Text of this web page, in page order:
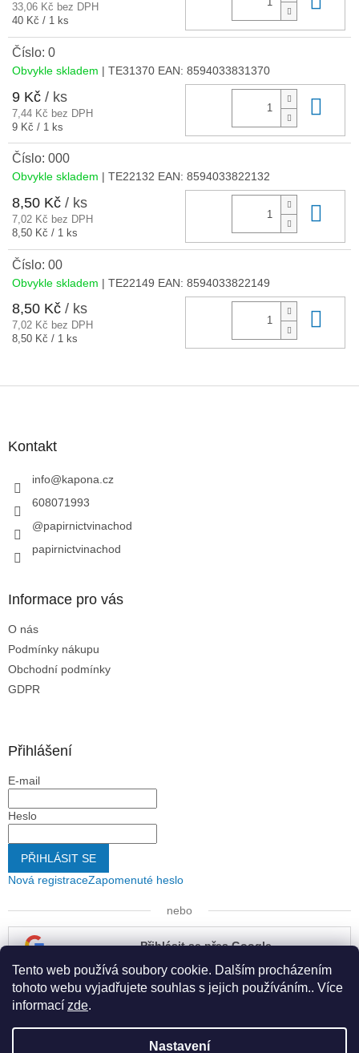
Tento web používá soubory cookie. Dalším procházením
tohoto webu vyjadřujete souhlas s jejich používáním.. Více
informací zde.
Nastavení
33,06 Kč bez DPH
Měrná
40 Kč / 1 ks
Číslo: 0
Obvykle skladem | TE31370 EAN: 8594033831370
9 Kč / ks
7,44 Kč bez DPH
Měrná
9 Kč / 1 ks
Číslo: 000
Obvykle skladem | TE22132 EAN: 8594033822132
8,50 Kč / ks
7,02 Kč bez DPH
Měrná
8,50 Kč / 1 ks
Číslo: 00
Obvykle skladem | TE22149 EAN: 8594033822149
8,50 Kč / ks
7,02 Kč bez DPH
Měrná
8,50 Kč / 1 ks
Kontakt
info@kapona.cz
608071993
@papirnictvinachod
papirnictvinachod
Informace pro vás
O nás
Podmínky nákupu
Obchodní podmínky
GDPR
Přihlášení
E-mail
Heslo
PŘIHLÁSIT SE
Nová registraceZapomenuté heslo
nebo
Přihlásit se přes Google
Přihlásit se přes Seznam
Vytvořil Shoptet